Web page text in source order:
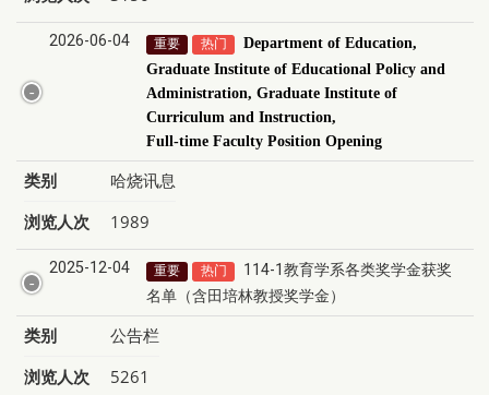
2026-06-04 重要 热门
Department of Education,
Graduate Institute of Educational Policy and
Administration, Graduate Institute of
Curriculum and Instruction,
Full-time Faculty Position Opening
类别
哈烧讯息
浏览人次
1989
2025-12-04 重要 热门
114-1教育学系各类奖学金获奖
名单（含田培林教授奖学金）
类别
公告栏
浏览人次
5261